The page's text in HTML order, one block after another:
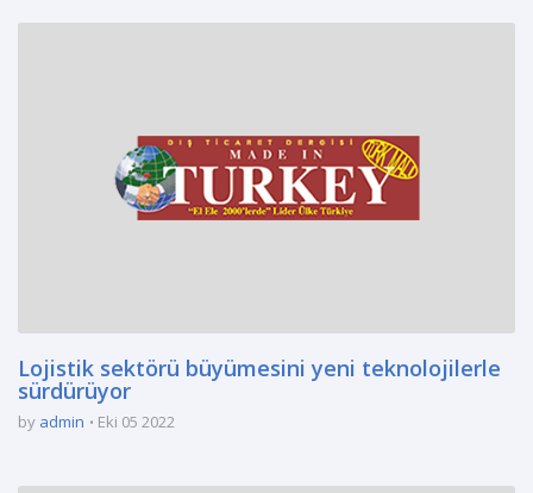
Lojistik sektörü büyümesini yeni teknolojilerle
sürdürüyor
by admin Eki 05 2022